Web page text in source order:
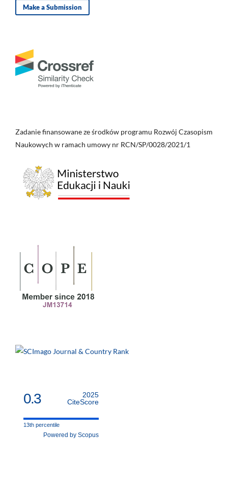
Make a Submission
Zadanie finansowane ze środków programu Rozwój Czasopism
Naukowych w ramach umowy nr RCN/SP/0028/2021/1
0.3
2025
CiteScore
13th percentile
Powered by Scopus